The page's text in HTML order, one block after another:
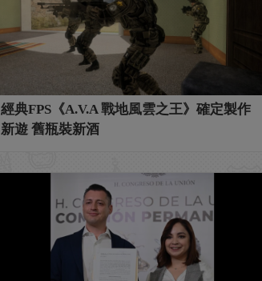
經典FPS《A.V.A 戰地風雲之王》確定製作
新遊 舊瓶裝新酒